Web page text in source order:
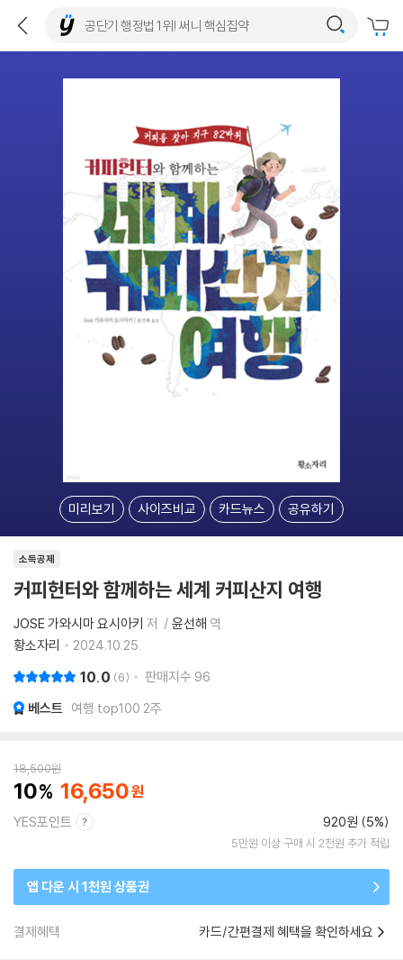
미리보기 사이즈비교 카드뉴스 공유하기
소득공제
커피헌터와 함께하는 세계 커피산지 여행
JOSE 가와시마 요시아키 저 윤선해 역
황소자리
2024.10.25.
10.0 6 판매지수 96
베스트 여행 top100 2주
18,500원
10 16,650
YES포인트 920원 (5%)
5만원 이상 구매 시 2천원 추가 적립
앱 다운 시 1천원 상품권
결제혜택 카드/간편결제 혜택을 확인하세요